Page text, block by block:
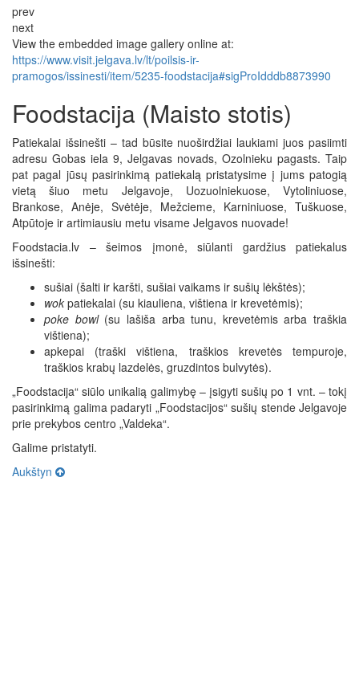
prev
next
View the embedded image gallery online at:
https://www.visit.jelgava.lv/lt/poilsis-ir-
pramogos/issinesti/item/5235-foodstacija#sigProIdddb8873990
Foodstacija (Maisto stotis)
Patiekalai išsinešti – tad būsite nuoširdžiai laukiami juos pasiimti
adresu Gobas iela 9, Jelgavas novads, Ozolnieku pagasts. Taip
pat pagal jūsų pasirinkimą patiekalą pristatysime į jums patogią
vietą šiuo metu Jelgavoje, Uozuolniekuose, Vytoliniuose,
Brankose, Anėje, Svėtėje, Mežcieme, Karniniuose, Tuškuose,
Atpūtoje ir artimiausiu metu visame Jelgavos nuovade!
Foodstacia.lv – šeimos įmonė, siūlanti gardžius patiekalus
išsinešti:
sušiai (šalti ir karšti, sušiai vaikams ir sušių lėkštės);
wok patiekalai (su kiauliena, vištiena ir krevetėmis);
poke bowl(su lašiša arba tunu, krevetėmis arba traškia
vištiena);
apkepai (traški vištiena, traškios krevetės tempuroje,
traškios krabų lazdelės, gruzdintos bulvytės).
„Foodstacija“ siūlo unikalią galimybę – įsigyti sušių po 1 vnt. – tokį
pasirinkimą galima padaryti „Foodstacijos“ sušių stende Jelgavoje
prie prekybos centro „Valdeka“.
Galime pristatyti.
Aukštyn